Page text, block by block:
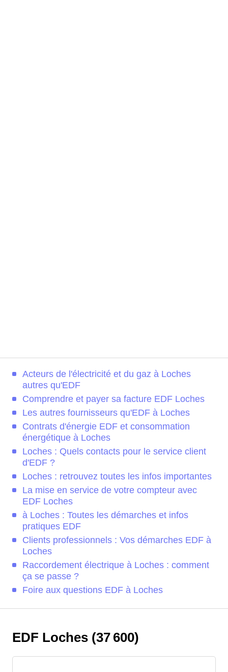
Acteurs de l'électricité et du gaz à Loches
autres qu'EDF
Comprendre et payer sa facture EDF Loches
Les autres fournisseurs qu'EDF à Loches
Contrats d'énergie EDF et consommation
énergétique à Loches
Loches : Quels contacts pour le service client
d'EDF ?
Loches : retrouvez toutes les infos importantes
La mise en service de votre compteur avec
EDF Loches
à Loches : Toutes les démarches et infos
pratiques EDF
Clients professionnels : Vos démarches EDF à
Loches
Raccordement électrique à Loches : comment
ça se passe ?
Foire aux questions EDF à Loches
EDF Loches (37 600)